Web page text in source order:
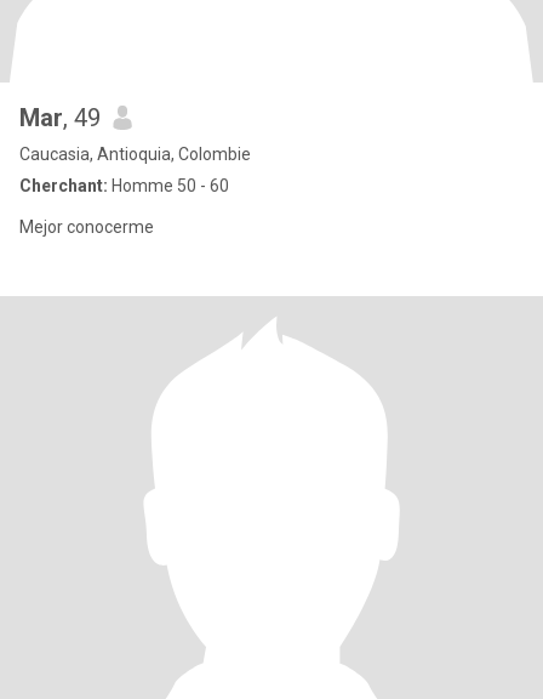
Mar, 49
Caucasia, Antioquia, Colombie
Cherchant: Homme 50 - 60
Mejor conocerme